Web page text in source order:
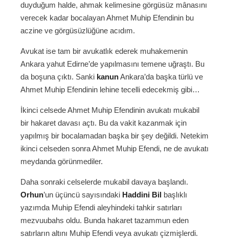
duyduğum halde, ahmak kelimesine görgüsüz mânasını
verecek kadar bocalayan Ahmet Muhip Efendinin bu
aczine ve görgüsüzlüğüne acıdım.
Avukat ise tam bir avukatlık ederek muhakemenin
Ankara yahut Edirne’de yapılmasını temene uğraştı. Bu
da boşuna çıktı. Sanki kanunAnkara’da başka türlü ve
Ahmet Muhip Efendinin lehine tecelli edecekmiş gibi…
İkinci celsede Ahmet Muhip Efendinin avukatı mukabil
bir hakaret davası açtı. Bu da vakit kazanmak için
yapılmış bir bocalamadan başka bir şey değildi. Netekim
ikinci celseden sonra Ahmet Muhip Efendi, ne de avukatı
meydanda görünmediler.
Daha sonraki celselerde mukabil davaya başlandı.
Orhun’un üçüncü sayısındaki Haddini Bil başlıklı
yazımda Muhip Efendi aleyhindeki tahkir satırları
mezvuubahs oldu. Bunda hakaret tazammun eden
satırların altını Muhip Efendi veya avukatı çizmişlerdi.